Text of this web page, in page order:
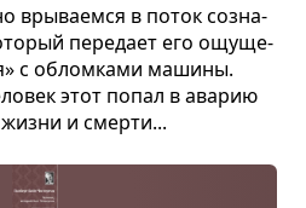
вры­ва­емся в поток созна­
пере­дает его ощу­ще­
с облом­ками машины.
этот попал в ава­рию
и смерти...